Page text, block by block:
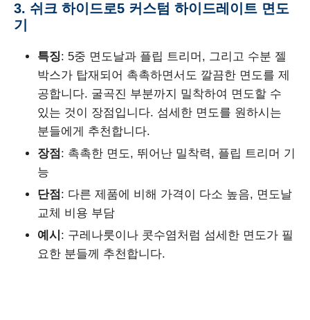
3. 쉬크 하이드로5 커스텀 하이드레이트 면도
기
특징: 5중 면도날과 플립 트리머, 그리고 수분 젤
박스가 탑재되어 촉촉하면서도 깔끔한 면도를 제
공합니다. 굴곡진 부분까지 밀착하여 면도할 수
있는 것이 장점입니다. 섬세한 면도를 원하시는
분들에게 추천합니다.
장점 : 촉촉한 면도, 뛰어난 밀착력, 플립 트리머 기
능
단점 : 다른 제품에 비해 가격이 다소 높음, 면도날
교체 비용 부담
예시 : 구레나룻이나 콧수염처럼 섬세한 면도가 필
요한 분들께 추천합니다.